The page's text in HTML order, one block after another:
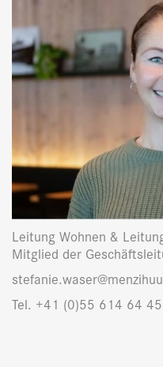
Leitung Wohnen &
Mitglied der
Tel. +41 (0)55 614 64 45